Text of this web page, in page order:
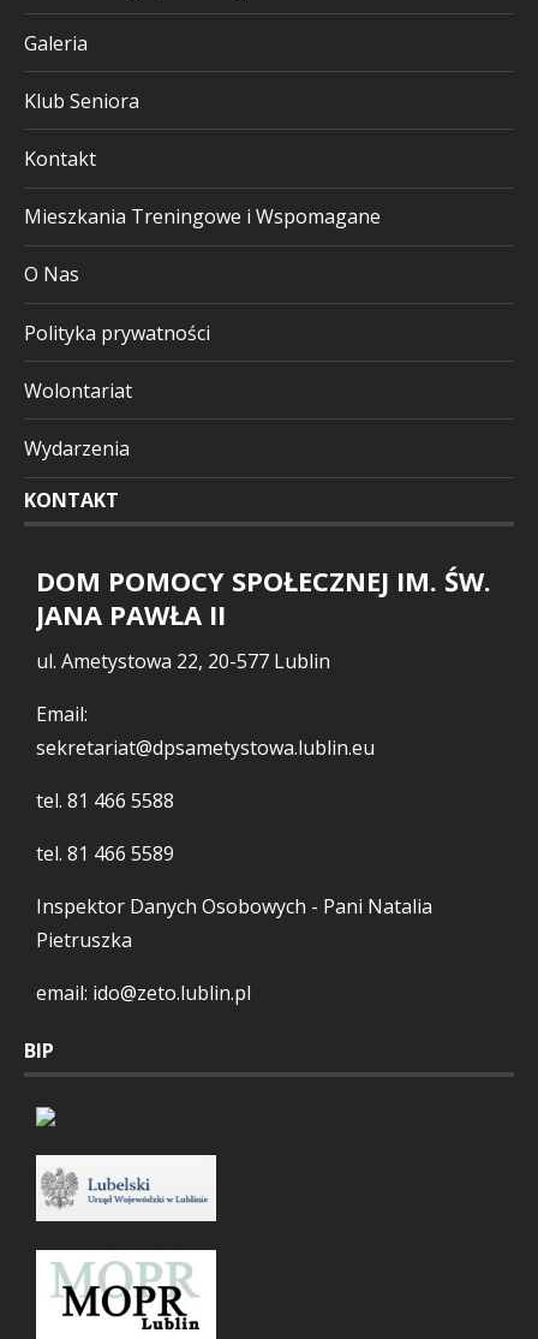
Galeria
Klub Seniora
Kontakt
Mieszkania Treningowe i Wspomagane
O Nas
Polityka prywatności
Wolontariat
Wydarzenia
KONTAKT
DOM POMOCY SPOŁECZNEJ IM. ŚW.
JANA PAWŁA II
ul. Ametystowa 22, 20-577 Lublin
Email:
sekretariat@dpsametystowa.lublin.eu
tel. 81 466 5588
tel. 81 466 5589
Inspektor Danych Osobowych - Pani Natalia
Pietruszka
email: ido@zeto.lublin.pl
BIP